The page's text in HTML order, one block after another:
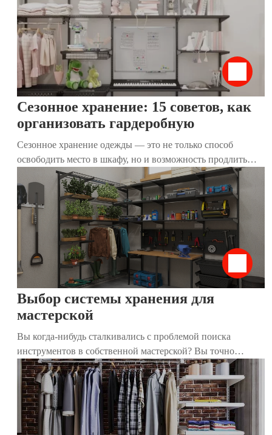
Сезонное хранение: 15 советов, как
организовать гардеробную
Сезонное хранение одежды — это не только способ
освободить место в шкафу, но и возможность продлить
жизнь любимым вещам. Правильная организация
гардеробной помогает легко находить нужные предметы,
поддерживать порядок и экономить время. В этой статье
мы собрали 15 практичных советов, которые помогут вам
эффективно подготовить и организовать сезонное
хранение, независимо от размера вашего дома.
Выбор системы хранения для
мастерской
Вы когда-нибудь сталкивались с проблемой поиска
инструментов в собственной мастерской? Вы точно
знаете, что они есть, но найти их практически нереально?
Мы расскажем, как организовать пространство, чтобы все
лежало на своих местах и было под рукой.